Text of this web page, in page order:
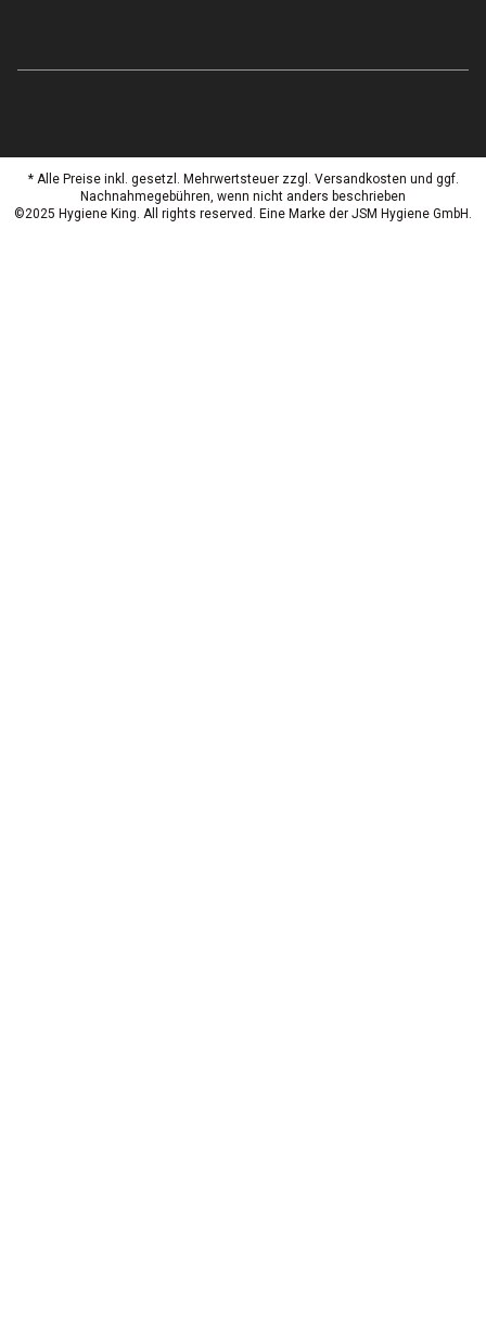
* Alle Preise inkl. gesetzl. Mehrwertsteuer zzgl. Versandkosten und ggf.
Nachnahmegebühren, wenn nicht anders beschrieben
©2025 Hygiene King. All rights reserved. Eine Marke der JSM Hygiene GmbH.